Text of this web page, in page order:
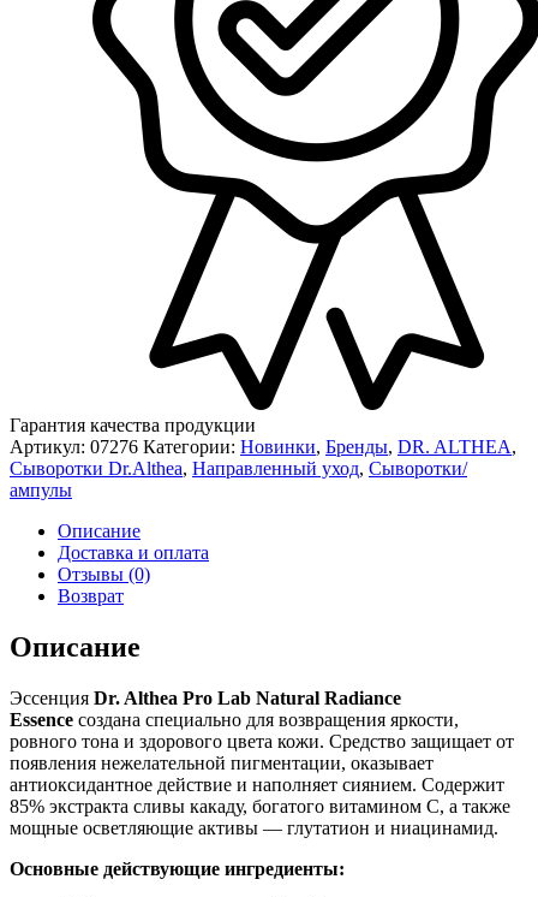
Гарантия качества продукции
Артикул: 07276 Категории: Новинки, Бренды, DR. ALTHEA,
Сыворотки Dr.Althea, Направленный уход, Сыворотки/
ампулы
Описание
Доставка и оплата
Отзывы (0)
Возврат
Описание
Эссенция Dr. Althea Pro Lab Natural Radiance
Essence создана специально для возвращения яркости,
ровного тона и здорового цвета кожи. Средство защищает от
появления нежелательной пигментации, оказывает
антиоксидантное действие и наполняет сиянием. Содержит
85% экстракта сливы какаду, богатого витамином С, а также
мощные осветляющие активы — глутатион и ниацинамид.
Основные действующие ингредиенты: